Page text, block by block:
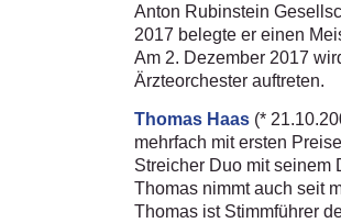
Anton Rubinstein
2017 belegte er einen
Am 2. Dezember 2017
Ärzteorchester auftreten.
Thomas Haas (*
mehrfach mit ersten
Streicher Duo mit seinem
Thomas nimmt auch seit
Thomas ist Stimmführer